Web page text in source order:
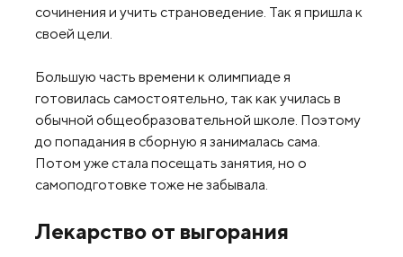
сочинения и учить страноведение. Так я пришла к
своей цели.
Большую часть времени к олимпиаде я
готовилась самостоятельно, так как училась в
обычной общеобразовательной школе. Поэтому
до попадания в сборную я занималась сама.
Потом уже стала посещать занятия, но о
самоподготовке тоже не забывала.
Лекарство от выгорания